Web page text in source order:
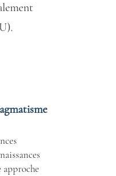
approche